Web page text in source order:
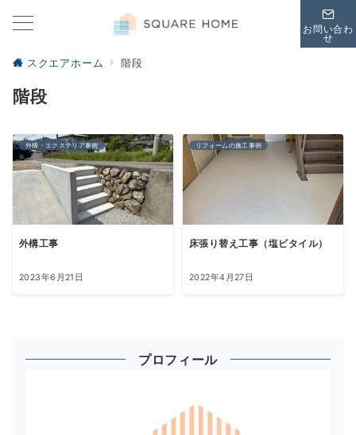
お問い合わ
せ
スクエアホーム 階段
階段
外構・エクステリア事例
外構工事
2023年6月21日
リフォームの施工事例
床張り替え工事（塩ビタイル）
2022年4月27日
プロフィール